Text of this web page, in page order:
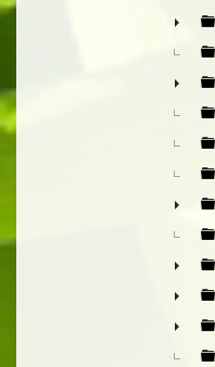
►
►
►
►
►
►